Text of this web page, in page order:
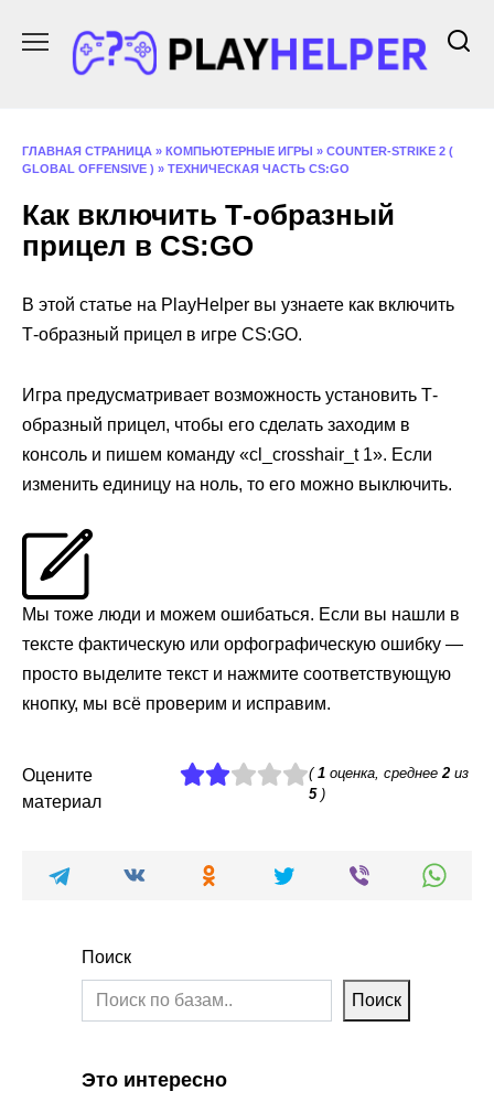
содержанию
ГЛАВНАЯ СТРАНИЦА » КОМПЬЮТЕРНЫЕ ИГРЫ » COUNTER-STRIKE 2 (
GLOBAL OFFENSIVE ) » ТЕХНИЧЕСКАЯ ЧАСТЬ CS:GO
Как включить Т-образный
прицел в CS:GO
В этой статье на PlayHelper вы узнаете как включить
Т-образный прицел в игре CS:GO.
Игра предусматривает возможность установить Т-
образный прицел, чтобы его сделать заходим в
консоль и пишем команду «cl_crosshair_t 1». Если
изменить единицу на ноль, то его можно выключить.
Мы тоже люди и можем ошибаться. Если вы нашли в
тексте фактическую или орфографическую ошибку —
просто выделите текст и нажмите соответствующую
кнопку, мы всё проверим и исправим.
Оцените
материал
(1оценка, среднее 2из
5)
Поиск
Поиск
Это интересно